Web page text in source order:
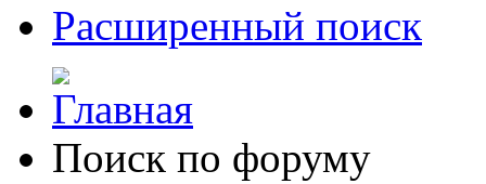
Расширенный поиск
Поиск по форуму